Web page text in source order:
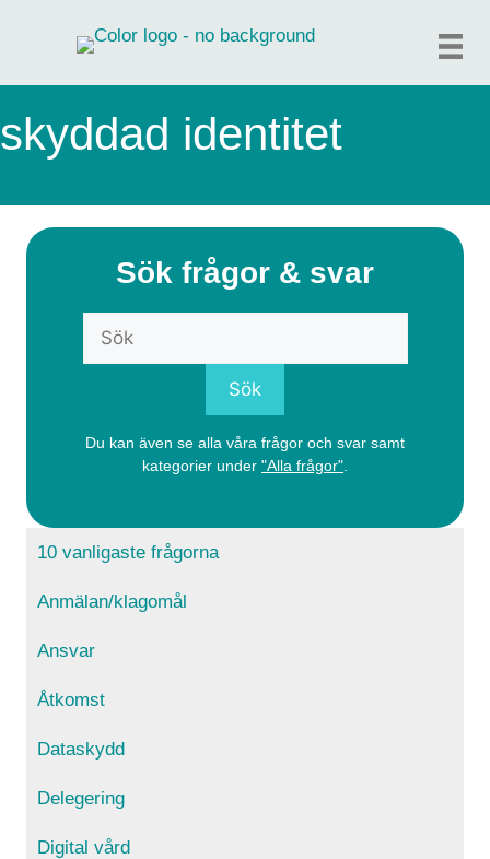
skyddad identitet
Sök frågor & svar
Du kan även se alla våra frågor och svar samt
kategorier under "Alla frågor"
10 vanligaste frågorna
Anmälan/klagomål
Ansvar
Åtkomst
Dataskydd
Delegering
Digital vård